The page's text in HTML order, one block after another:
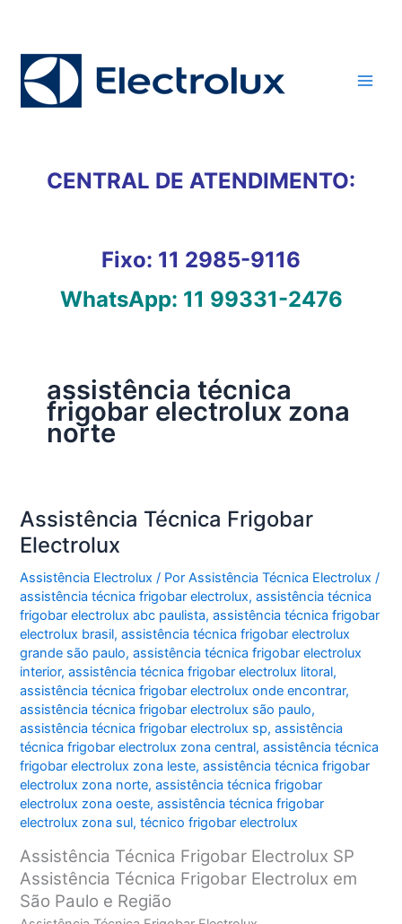
conteúdo
CENTRAL DE ATENDIMENTO:
Fixo: 11 2985-9116
WhatsApp: 11 99331-2476
assistência técnica
frigobar electrolux zona
norte
Assistência Técnica Frigobar
Electrolux
Assistência Electrolux / PorAssistência Técnica Electrolux/
assistência técnica frigobar electrolux,assistência técnica
frigobar electrolux abc paulista,assistência técnica frigobar
electrolux brasil,assistência técnica frigobar electrolux
grande são paulo,assistência técnica frigobar electrolux
interior,assistência técnica frigobar electrolux litoral,
assistência técnica frigobar electrolux onde encontrar,
assistência técnica frigobar electrolux são paulo,
assistência técnica frigobar electrolux sp,assistência
técnica frigobar electrolux zona central,assistência técnica
frigobar electrolux zona leste,assistência técnica frigobar
electrolux zona norte,assistência técnica frigobar
electrolux zona oeste,assistência técnica frigobar
electrolux zona sul,técnico frigobar electrolux
Assistência Técnica Frigobar Electrolux SP
Assistência Técnica Frigobar Electrolux em
São Paulo e Região